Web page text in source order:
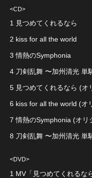
<CD>
1 見つめてくれるなら
2 kiss for all the world
3 情熱のSymphonia
4 刀剣乱舞 〜加州清光 単
5 見つめてくれるなら (オ
6 kiss for all the world (オ
7 情熱のSymphonia (オリ
8 刀剣乱舞 〜加州清光 単
<DVD>
1 MV「見つめてくれるな